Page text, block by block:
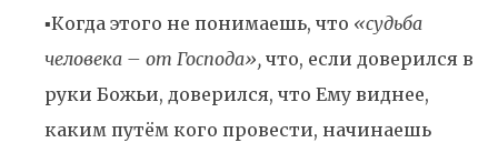
▪️Когда этого не понимаешь, что «судьба
человека – от Господа», что, если доверился в
руки Божьи, доверился, что Ему виднее,
каким путём кого провести, начинаешь